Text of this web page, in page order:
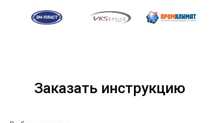
Заказать инструкцию